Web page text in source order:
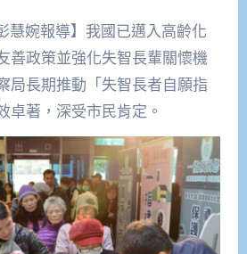
慧婉報導】我國已邁入高齡化
善政策並強化失智長輩關懷機
局長期推動「失智長者自願指
卓著，深受市民肯定。